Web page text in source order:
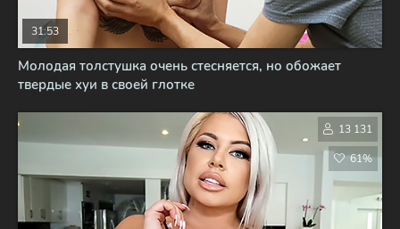
Молодая толстушка очень стесняется, но обожает
твердые хуи в своей глотке
31:53
13 131
61%